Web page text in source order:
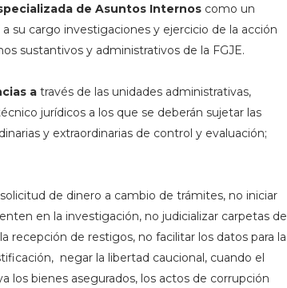
de Asuntos Internos como un
su cargo investigaciones y ejercicio de la acción
sustantivos y administrativos de la FGJE.
a través de las unidades administrativas,
jurídicos a los que se deberán sujetar las
y extraordinarias de control y evaluación;
de dinero a cambio de trámites, no iniciar
en la investigación, no judicializar carpetas de
recepción de restigos, no facilitar los datos para la
negar la libertad caucional, cuando el
los bienes asegurados, los actos de corrupción